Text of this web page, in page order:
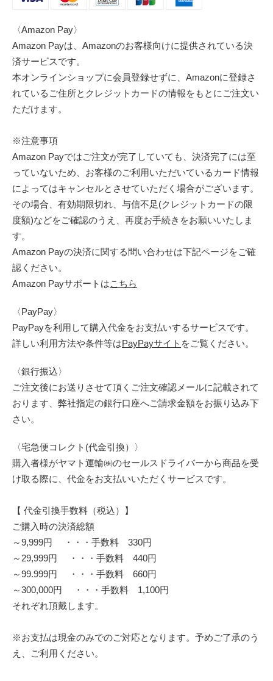
〈Amazon Pay〉
Amazon Payは、Amazonのお客様向けに提供されている決
済サービスです。
本オンラインショップに会員登録せずに、Amazonに登録さ
れているご住所とクレジットカードの情報をもとにご注文い
ただけます。
※注意事項
Amazon Payではご注文が完了していても、決済完了には至
っていないため、お客様のご利用いただいているカード情報
によってはキャンセルとさせていただく場合がございます。
その場合、有効期限切れ、与信不足(クレジットカードの限
度額)などをご確認のうえ、再度お手続きをお願いいたしま
す。
Amazon Payの決済に関する問い合わせは下記ページをご確
認ください。
Amazon Payサポートはこちら
〈PayPay〉
PayPayを利用して購入代金をお支払いするサービスです。
詳しい利用方法や条件等はPayPayサイト をご覧ください。
〈銀行振込〉
ご注文後にお送りさせて頂くご注文確認メールに記載されて
おります、弊社指定の銀行口座へご請求金額をお振り込み下
さい。
〈宅急便コレクト(代金引換）〉
購入者様がヤマト運輸㈱のセールスドライバーから商品を受
け取る際に、代金をお支払いいただくサービスです。
【 代金引換手数料（税込）】
ご購入時の決済総額
～9,999円 ・・・手数料 330円
～29,999円 ・・・手数料 440円
～99.999円 ・・・手数料 660円
～300,000円 ・・・手数料 1,100円
それぞれ頂戴します。
※お支払は現金のみでのご対応となります。予めご了承のう
え、ご利用ください。